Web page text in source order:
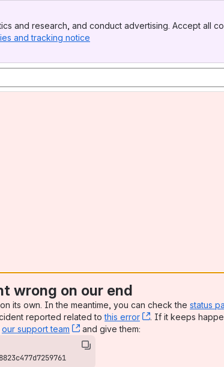
and research, and conduct advertising. Accept all
and tracking notice
wrong on our end
its own. In the meantime, you can check the status
reported related tothis error , (opens new
. If it keeps
our support team , (opens new window)
and give them: